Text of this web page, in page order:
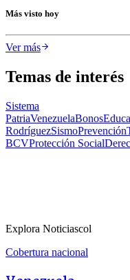
Más visto hoy
Ver más
Temas de interés
Sistema
PatriaVenezuelaBonos
RodríguezSismoPrevención
BCVProtección Social
Explora Noticiascol
Cobertura nacional